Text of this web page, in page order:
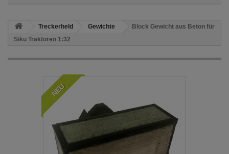
Treckerheld Gewichte
Block Gewicht aus Beton für
Siku Traktoren 1:32
NEU